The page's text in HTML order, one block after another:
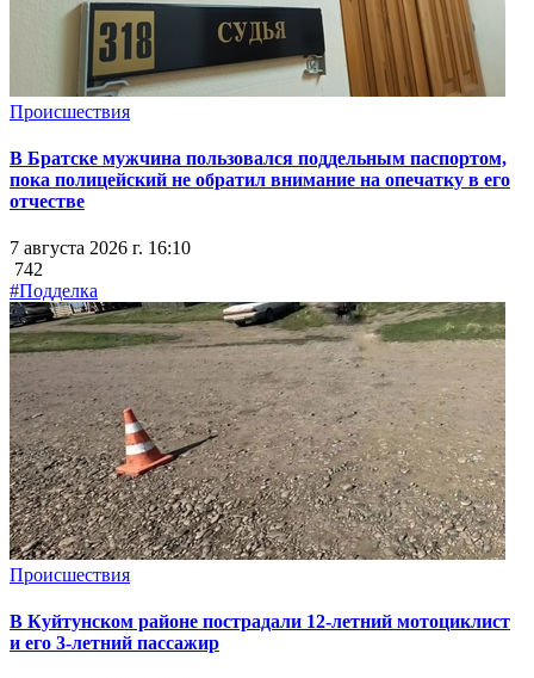
Происшествия
В Братске мужчина пользовался поддельным паспортом,
пока полицейский не обратил внимание на опечатку в его
отчестве
7 августа 2026 г. 16:10
742
#Подделка
Происшествия
В Куйтунском районе пострадали 12-летний мотоциклист
и его 3-летний пассажир